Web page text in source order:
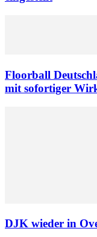
Floorball
mit sofortiger
DJK wieder in